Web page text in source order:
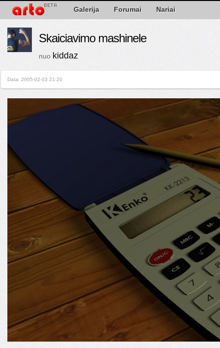
Galerija Forumai Nariai
Skaiciavimo mashinele
nuo kiddaz
Data: 2005-02-03 21:20